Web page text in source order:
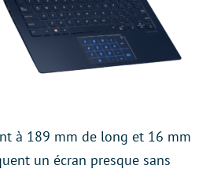
à 189 mm de long et 16 mm
un écran presque sans